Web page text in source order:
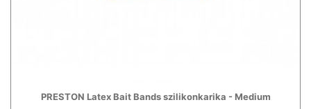
PRESTON Latex Bait Bands szilikonkarika - Medium